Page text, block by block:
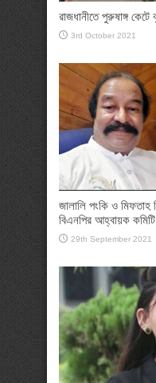
রাজধানীতে পুরুষাঙ্গ কেটে
3rd October 2021
জালালি পংকি ও মিফতাহ
বিএনপির আহ্বায়ক কমিটি
29th September 2021